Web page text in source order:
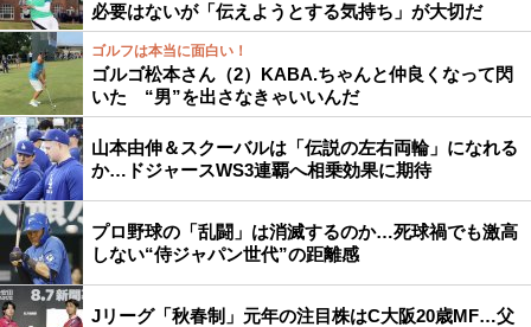
必要はないが「伝えようとする気持ち」が大切だ
ゴルフは本当に面白い！
ゴルゴ松本さん（2）KABA.ちゃんと仲良くなって閃
いた “男”を出さなきゃいいんだ
山本由伸＆スクーバルは「伝説の左右両輪」になれる
か…ドジャースWS3連覇へ相乗効果に期待
プロ野球の「乱闘」は消滅するのか…死球禍でも激高
しない“侍ジャパン世代”の距離感
Jリーグ「秋春制」元年の注目株はC大阪20歳MF…父